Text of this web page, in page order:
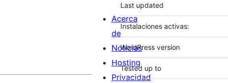
Last updated
Instalaciones activas:
WordPress version
Tested up to
Acerca
de
Noticias
Hosting
Privacidad